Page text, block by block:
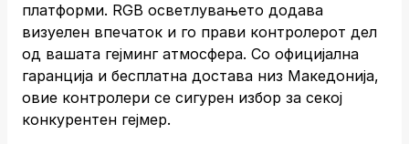
платформи. RGB осветлувањето додава
визуелен впечаток и го прави контролерот дел
од вашата гејминг атмосфера. Со официјална
гаранција и бесплатна достава низ Македонија,
овие контролери се сигурен избор за секој
конкурентен гејмер.